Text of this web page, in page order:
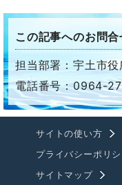
この記事へのお問合
担当部署：宇土市
電話番号：0964-
サイトの使い方
プライバシーポリシ
サイトマップ